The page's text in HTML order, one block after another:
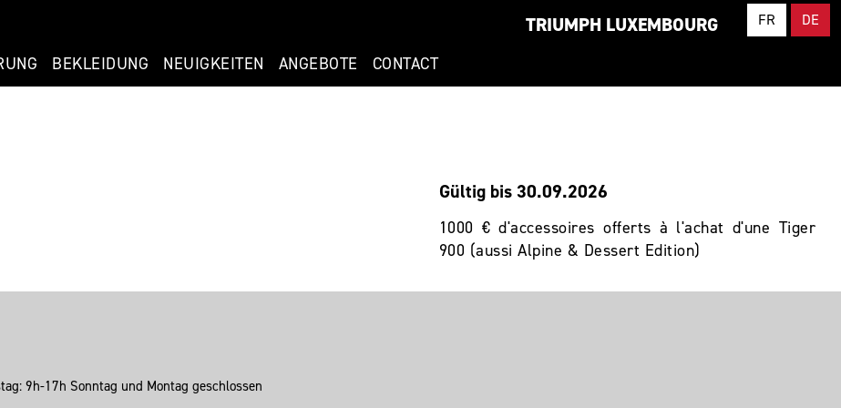
TRIUMPH LUXEMBOURG FR DE
BEKLEIDUNG NEUIGKEITEN ANGEBOTE CONTACT
Gültig bis 30.09.2026
1000 € d'accessoires offerts à l'achat d'une Tiger
900 (aussi Alpine & Dessert Edition)
9h-17h Sonntag und Montag geschlossen